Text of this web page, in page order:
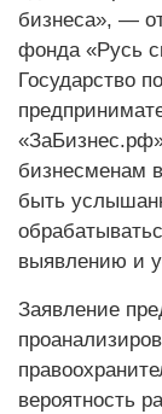
бизнеса», —
фонда «Русь
Государство
бизнесменам
быть
выявлению и
Заявление
вероятность